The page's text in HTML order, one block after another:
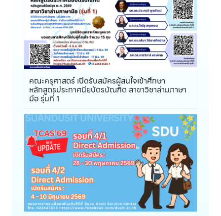
คณะครุศาสตร์ เปิดรับสมัครผู้สนใจเข้าศึกษา
หลักสูตรประกาศนียบัตรบัณฑิต สาขาวิชาล่ามภาษา
มือ รุ่นที่ 1